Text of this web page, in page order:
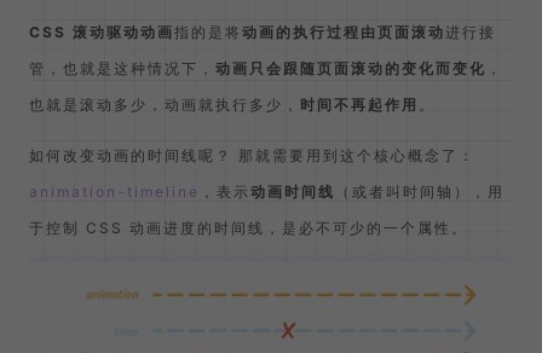
CSS 滚动驱动动画指的是将 动画的执行过程由页面滚动 进行接
管，也就是这种情况下， 动画只会跟随页面滚动的变化而变化
也就是滚动多少，动画就执行多少， 时间不再起作用
如何改变动画的时间线呢？ 那就需要用到这个核心概念了：
animation-timeline
，表示 动画时间线
（或者叫时间轴），用
于控制 CSS 动画进度的时间线，是必不可少的一个属性。